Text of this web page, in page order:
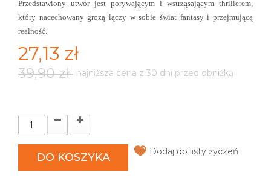
Przedstawiony utwór jest porywającym i wstrząsającym thrillerem,
który nacechowany grozą łączy w sobie świat fantasy i przejmującą
realność.
27,13 zł
39,90 zł najniższa cena z 30 dni przed obniżką
DO KOSZYKA Dodaj do listy życzeń